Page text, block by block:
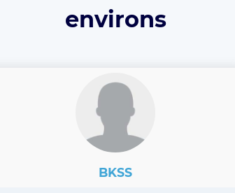
environs
BKSS